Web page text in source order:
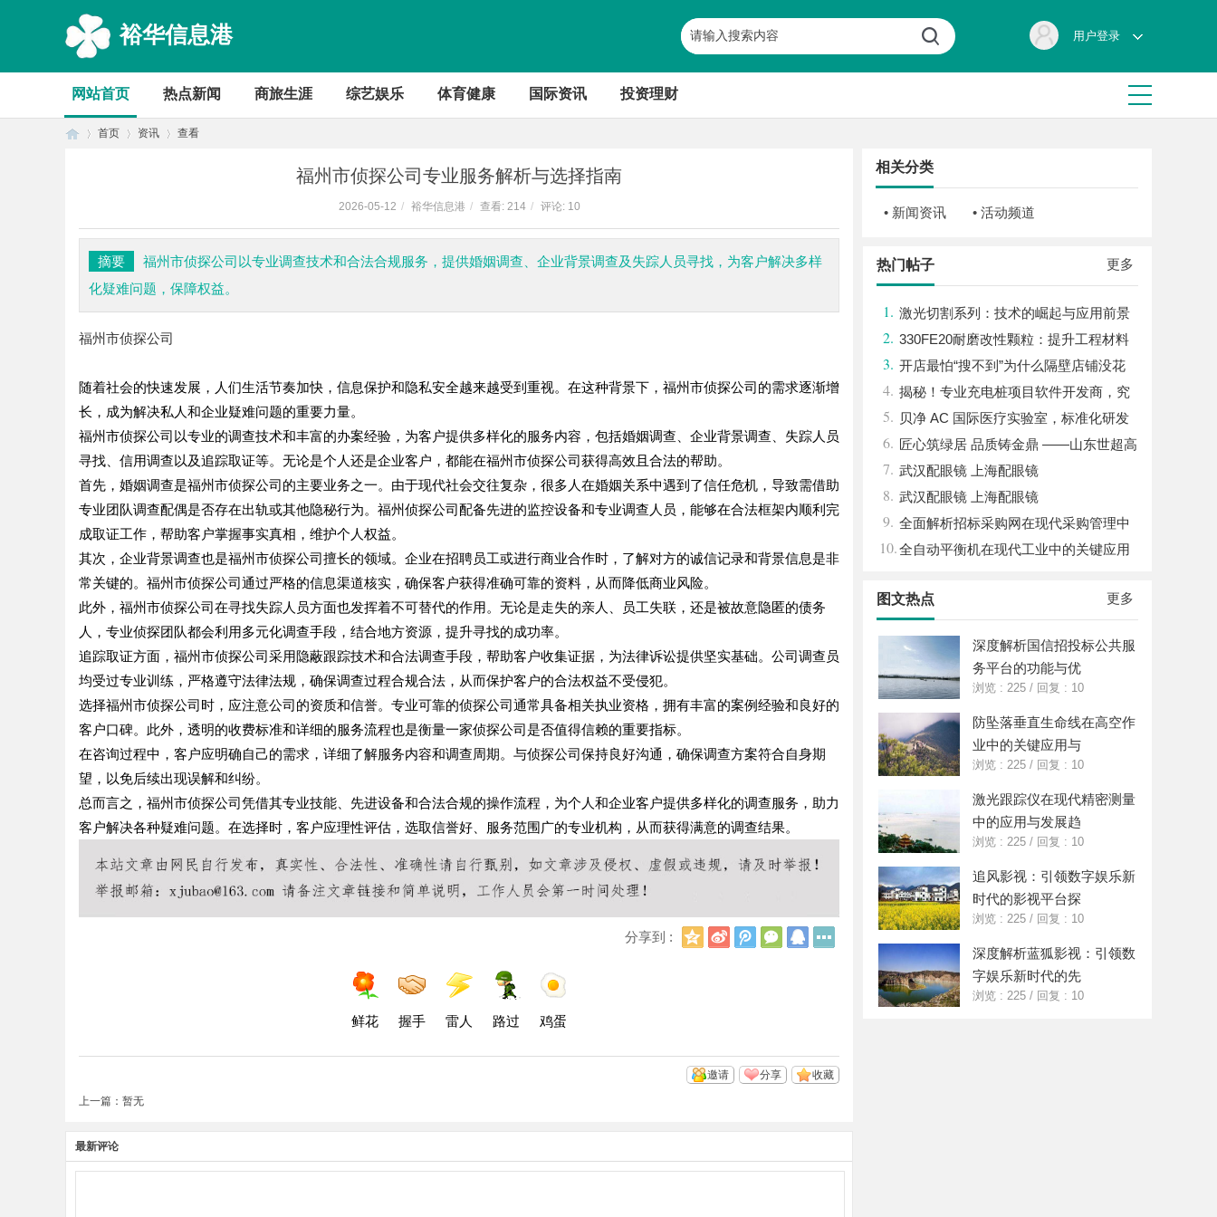
裕华信息港 用户登录
网站首页 热点新闻 商旅生涯 综艺娱乐 体育健康 国际资讯 投资理财
首页 资讯 查看
福州市侦探公司专业服务解析与选择指南
2026-05-12 / 裕华信息港 / 查看: 214 / 评论: 10
摘要
福州市侦探公司以专业调查技术和合法合规服务，提供婚姻调查、企业背景调查及失踪人员寻找，为客户解决多样
化疑难问题，保障权益。
福州市侦探公司
随着社会的快速发展，人们生活节奏加快，信息保护和隐私安全越来越受到重视。在这种背景下，福州市侦探公司的需求逐渐增
长，成为解决私人和企业疑难问题的重要力量。
福州市侦探公司以专业的调查技术和丰富的办案经验，为客户提供多样化的服务内容，包括婚姻调查、企业背景调查、失踪人员
寻找、信用调查以及追踪取证等。无论是个人还是企业客户，都能在福州市侦探公司获得高效且合法的帮助。
首先，婚姻调查是福州市侦探公司的主要业务之一。由于现代社会交往复杂，很多人在婚姻关系中遇到了信任危机，导致需借助
专业团队调查配偶是否存在出轨或其他隐秘行为。福州侦探公司配备先进的监控设备和专业调查人员，能够在合法框架内顺利完
成取证工作，帮助客户掌握事实真相，维护个人权益。
其次，企业背景调查也是福州市侦探公司擅长的领域。企业在招聘员工或进行商业合作时，了解对方的诚信记录和背景信息是非
常关键的。福州市侦探公司通过严格的信息渠道核实，确保客户获得准确可靠的资料，从而降低商业风险。
此外，福州市侦探公司在寻找失踪人员方面也发挥着不可替代的作用。无论是走失的亲人、员工失联，还是被故意隐匿的债务
人，专业侦探团队都会利用多元化调查手段，结合地方资源，提升寻找的成功率。
追踪取证方面，福州市侦探公司采用隐蔽跟踪技术和合法调查手段，帮助客户收集证据，为法律诉讼提供坚实基础。公司调查员
均受过专业训练，严格遵守法律法规，确保调查过程合规合法，从而保护客户的合法权益不受侵犯。
选择福州市侦探公司时，应注意公司的资质和信誉。专业可靠的侦探公司通常具备相关执业资格，拥有丰富的案例经验和良好的
客户口碑。此外，透明的收费标准和详细的服务流程也是衡量一家侦探公司是否值得信赖的重要指标。
在咨询过程中，客户应明确自己的需求，详细了解服务内容和调查周期。与侦探公司保持良好沟通，确保调查方案符合自身期
望，以免后续出现误解和纠纷。
总而言之，福州市侦探公司凭借其专业技能、先进设备和合法合规的操作流程，为个人和企业客户提供多样化的调查服务，助力
客户解决各种疑难问题。在选择时，客户应理性评估，选取信誉好、服务范围广的专业机构，从而获得满意的调查结果。
分享到 :
Q
新
浪
腾
讯
微
信
Q
鲜花 握手 雷人 路过 鸡蛋
收藏
分享
邀请
上一篇：暂无
最新评论
相关分类
• 新闻资讯 • 活动频道
更多
热门帖子
1. 激光切割系列：技术的崛起与应用前景
2. 330FE20耐磨改性颗粒：提升工程材料
性能的秘密武器
3. 开店最怕“搜不到”为什么隔壁店铺没花
钱，ai却天天给他免费派单？
4. 揭秘！专业充电桩项目软件开发商，究
竟藏着哪些行业秘诀？
5. 贝净 AC 国际医疗实验室，标准化研发
体系全解析
6. 匠心筑绿居 品质铸金鼎 ——山东世超高
分子材料有限公司董事长陈世超
7. 武汉配眼镜 上海配眼镜
8. 武汉配眼镜 上海配眼镜
9. 全面解析招标采购网在现代采购管理中
的重要作用与应用
10.全自动平衡机在现代工业中的关键应用
更多
图文热点
深度解析国信招投标公共服
务平台的功能与优
浏览 : 225 / 回复 : 10
防坠落垂直生命线在高空作
业中的关键应用与
浏览 : 225 / 回复 : 10
激光跟踪仪在现代精密测量
中的应用与发展趋
浏览 : 225 / 回复 : 10
追风影视：引领数字娱乐新
时代的影视平台探
浏览 : 225 / 回复 : 10
深度解析蓝狐影视：引领数
字娱乐新时代的先
浏览 : 225 / 回复 : 10